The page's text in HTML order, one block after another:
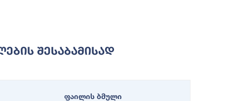
Შესაბამისად
ფაილის ბმული